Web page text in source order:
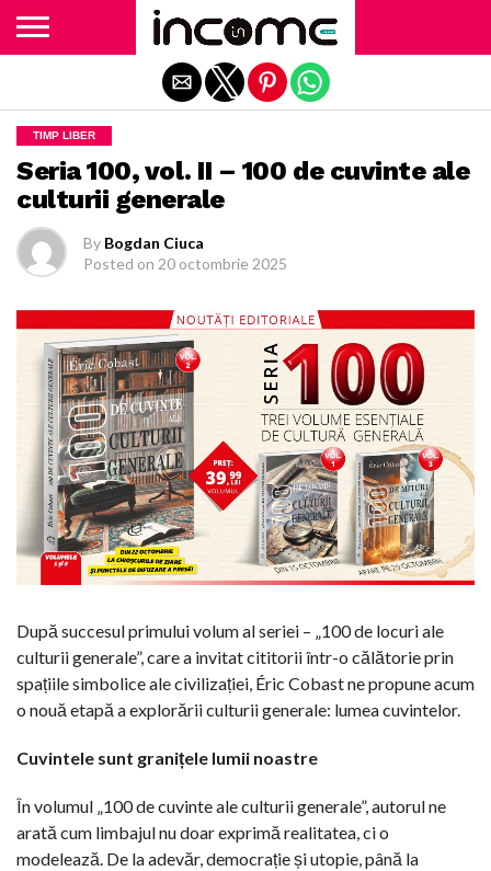
TIMP LIBER
Seria 100, vol. II – 100 de cuvinte ale
culturii generale
By Bogdan Ciuca
Posted on 20 octombrie 2025
După succesul primului volum al seriei – „100 de locuri ale
culturii generale”, care a invitat cititorii într-o călătorie prin
spațiile simbolice ale civilizației, Éric Cobast ne propune acum
o nouă etapă a explorării culturii generale: lumea cuvintelor.
Cuvintele sunt granițele lumii noastre
În volumul „100 de cuvinte ale culturii generale”, autorul ne
arată cum limbajul nu doar exprimă realitatea, ci o
modelează. De la adevăr, democrație și utopie, până la
Exit mobile version